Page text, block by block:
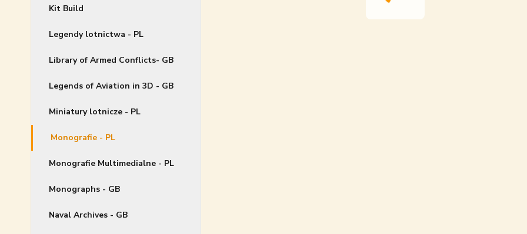
Kit Build
Legendy lotnictwa - PL
Library of Armed Conflicts- GB
Legends of Aviation in 3D - GB
Miniatury lotnicze - PL
Monografie - PL
Monografie Multimedialne - PL
Monographs - GB
Naval Archives - GB